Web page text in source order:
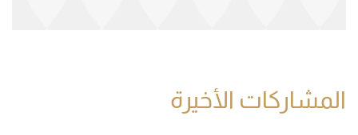
المشاركات الأخيرة